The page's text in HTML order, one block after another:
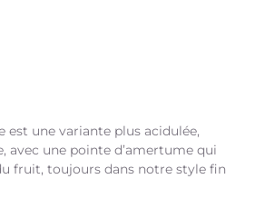
est une variante plus acidulée,
avec une pointe d’amertume qui
fruit, toujours dans notre style fin